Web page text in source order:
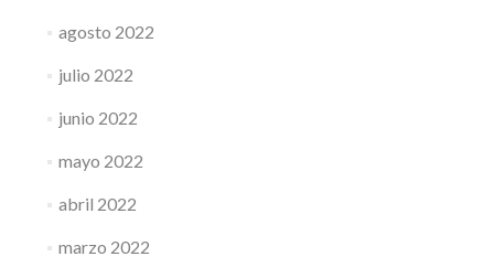
agosto 2022
julio 2022
junio 2022
mayo 2022
abril 2022
marzo 2022